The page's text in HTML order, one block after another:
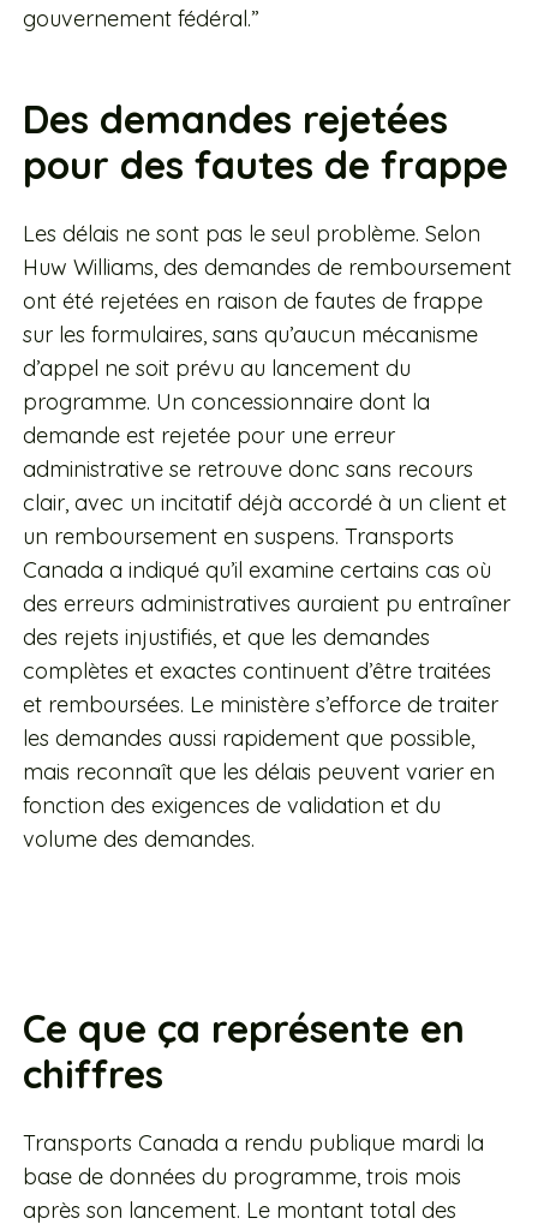
gouvernement fédéral.”
Des demandes rejetées
pour des fautes de frappe
Les délais ne sont pas le seul problème. Selon
Huw Williams, des demandes de remboursement
ont été rejetées en raison de fautes de frappe
sur les formulaires, sans qu’aucun mécanisme
d’appel ne soit prévu au lancement du
programme. Un concessionnaire dont la
demande est rejetée pour une erreur
administrative se retrouve donc sans recours
clair, avec un incitatif déjà accordé à un client et
un remboursement en suspens. Transports
Canada a indiqué qu’il examine certains cas où
des erreurs administratives auraient pu entraîner
des rejets injustifiés, et que les demandes
complètes et exactes continuent d’être traitées
et remboursées. Le ministère s’efforce de traiter
les demandes aussi rapidement que possible,
mais reconnaît que les délais peuvent varier en
fonction des exigences de validation et du
volume des demandes.
Ce que ça représente en
chiffres
Transports Canada a rendu publique mardi la
base de données du programme, trois mois
après son lancement. Le montant total des